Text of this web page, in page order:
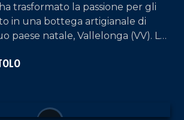
trasformato la passione per gli
in una bottega artigianale di
paese natale, Vallelonga (VV). La
permettano di costruire il